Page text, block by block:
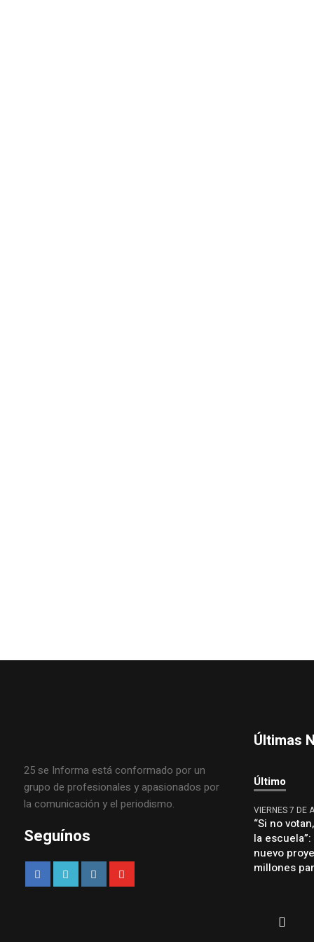
25 se Informa está conformado por un
grupo de profesionales y apasionados por
la comunicación y el periodismo.
Seguínos
Últimas
Último
VIERNES 7 DE
“Si no
la
nuevo
millones